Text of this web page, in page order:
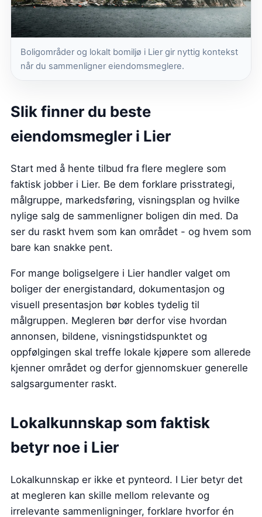
Boligområder og lokalt bomiljø i Lier gir nyttig kontekst
når du sammenligner eiendomsmeglere.
Slik finner du beste
eiendomsmegler i Lier
Start med å hente tilbud fra flere meglere som
faktisk jobber i Lier. Be dem forklare prisstrategi,
målgruppe, markedsføring, visningsplan og hvilke
nylige salg de sammenligner boligen din med. Da
ser du raskt hvem som kan området - og hvem som
bare kan snakke pent.
For mange boligselgere i Lier handler valget om
boliger der energistandard, dokumentasjon og
visuell presentasjon bør kobles tydelig til
målgruppen. Megleren bør derfor vise hvordan
annonsen, bildene, visningstidspunktet og
oppfølgingen skal treffe lokale kjøpere som allerede
kjenner området og derfor gjennomskuer generelle
salgsargumenter raskt.
Lokalkunnskap som faktisk
betyr noe i Lier
Lokalkunnskap er ikke et pynteord. I Lier betyr det
at megleren kan skille mellom relevante og
irrelevante sammenligninger, forklare hvorfor én